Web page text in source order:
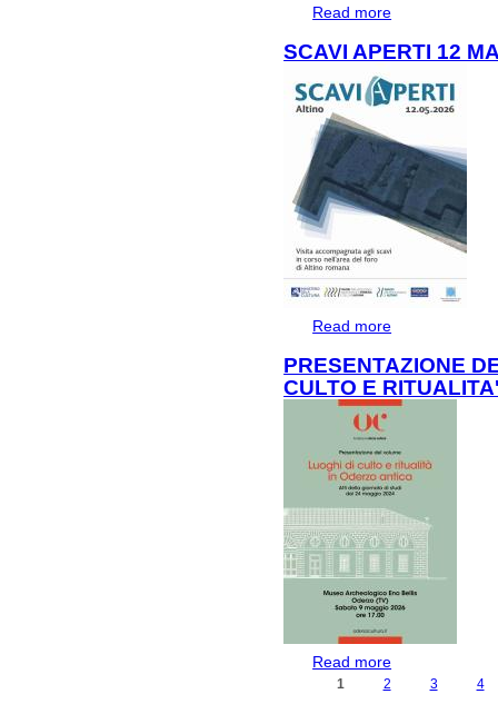
Read more
SCAVI APERTI 12
Read more
PRESENTAZIONE
CULTO E
Read more
RITUALITA' IN
1 2 3 4